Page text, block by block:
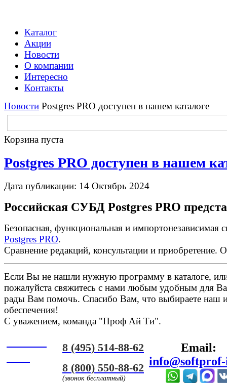
Каталог
Акции
Новости
О компании
Интересно
Контакты
Новости Postgres PRO доступен в нашем каталоге
Корзина пуста
Postgres PRO доступен в нашем
Дата публикации: 14 Октябрь 2024
Российская СУБД Postgres PRO
Безопасная, функциональная и импортонезависимая
Postgres PRO.
Сравнение редакций, консультации и
Если Вы не нашли нужную программу в каталоге,
пожалуйста свяжитесь с нами любым удобным для
рады Вам помочь. Спасибо Вам, что выбираете наш
обеспечения!
С уважением, команда "Проф Ай Ти".
8 (495) 514-88-62
8 (800) 550-88-62
(звонок бесплатный)
Email: